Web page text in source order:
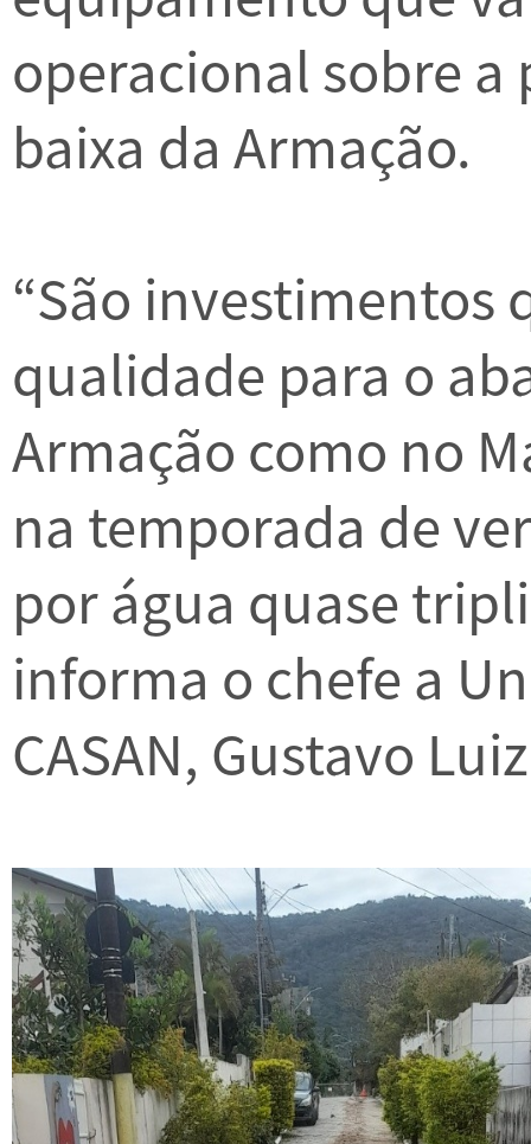
operacional sobre a
baixa da Armação.
“São investimentos
qualidade para o
Armação como no
na temporada de
por água quase
informa o chefe a
CASAN, Gustavo